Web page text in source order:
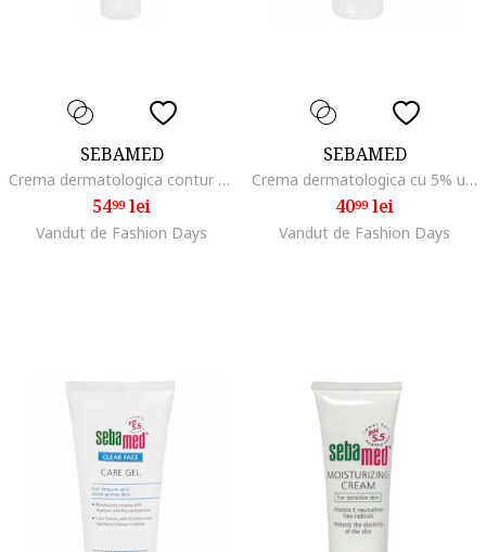
SEBAMED
Crema dermatologica contur de ochi cu Q10 15 ml
5499lei
Vandut de Fashion Days
SEBAMED
Crema dermatologica cu 5% uree pentru maini, 75 ml
4099lei
Vandut de Fashion Days